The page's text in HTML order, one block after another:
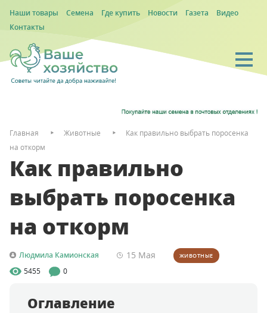
Наши товары Семена Где купить Новости Газета
Видео
Контакты
Главная Животные
Как правильно выбрать поросенка
на откорм
Как правильно
выбрать поросенка
на откорм
Людмила Камионская 15 Мая ЖИВОТНЫЕ
5455 0
Оглавление